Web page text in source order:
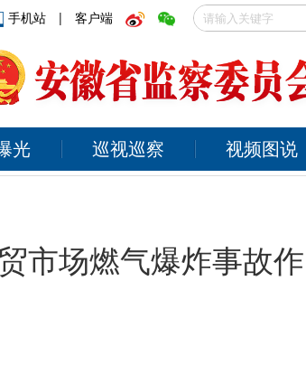
手机站 | 客户端
光 巡视巡察 视频图说
市场燃气爆炸事故作